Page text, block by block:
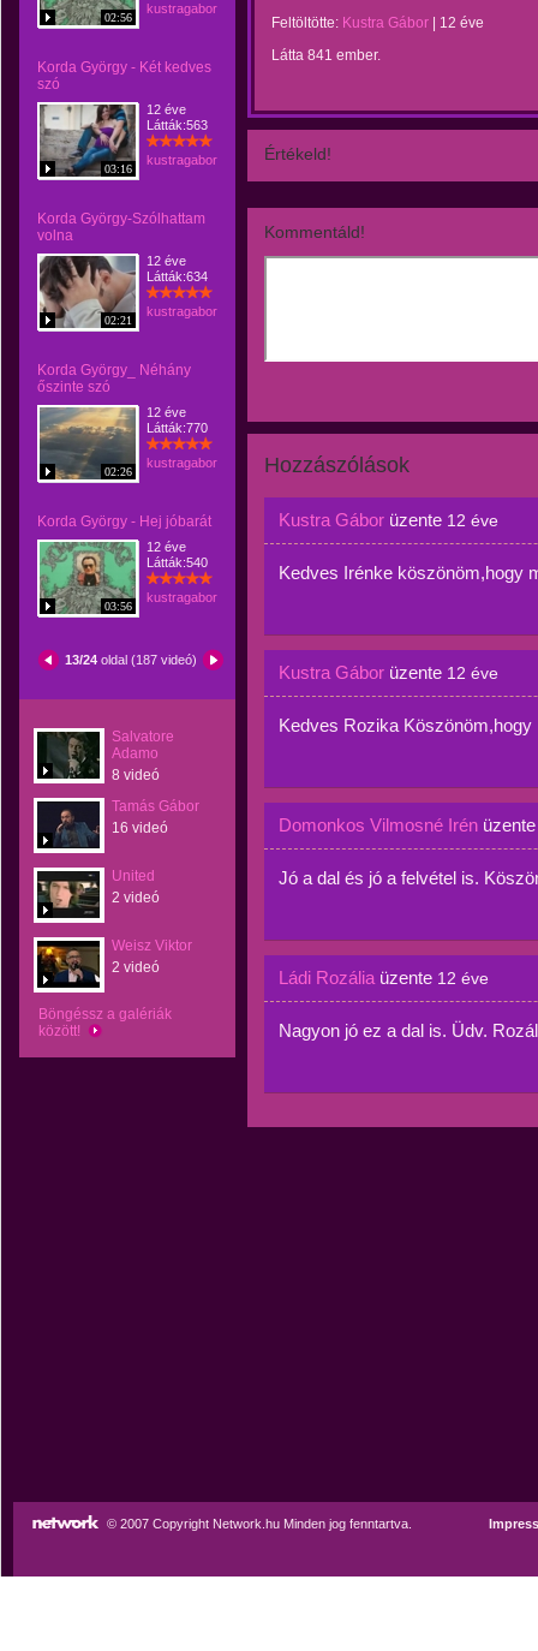
02:56
kustragabor
Korda György - Két kedves
szó
03:16
12 éve
Látták:563
kustragabor
Korda György-Szólhattam
volna
02:21
12 éve
Látták:634
kustragabor
Korda György_ Néhány
őszinte szó
02:26
12 éve
Látták:770
kustragabor
Korda György - Hej jóbarát
03:56
12 éve
Látták:540
kustragabor
13/24 oldal (187 videó)
Salvatore
Adamo
8 videó
Tamás Gábor
16 videó
United
2 videó
Weisz Viktor
2 videó
Böngéssz a galériák
között!
Feltöltötte: Kustra Gábor
12 éve
Látta 841 ember.
Értékeld!
Kommentáld!
Hozzászólások
Kustra Gábor üzente 12 éve
Kedves Irénke köszönöm,hogy
Kustra Gábor üzente 12 éve
Kedves Rozika Köszönöm,hogy
Domonkos Vilmosné Irén
Jó a dal és jó a felvétel is.
Ládi Rozália üzente 12 éve
Nagyon jó ez a dal is. Üdv.
© 2007 Copyright Network.hu Minden jog fenntartva.